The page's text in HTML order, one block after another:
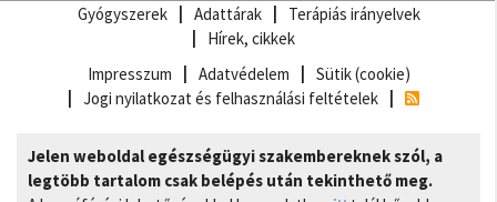
Gyógyszerek Adattárak
Terápiás irányelvek
Hírek, cikkek
Impresszum
Adatvédelem
Sütik (cookie)
Jogi nyilatkozat és felhasználási feltételek
Jelen weboldal egészségügyi szakembereknek szól, a
legtöbb tartalom csak belépés után tekinthető meg.